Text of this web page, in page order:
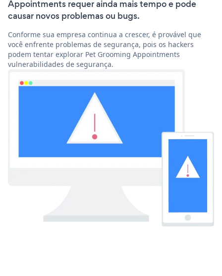
Appointments requer ainda mais tempo e pode
causar novos problemas ou bugs.
Conforme sua empresa continua a crescer, é provável que
você enfrente problemas de segurança, pois os hackers
podem tentar explorar Pet Grooming Appointments
vulnerabilidades de segurança.